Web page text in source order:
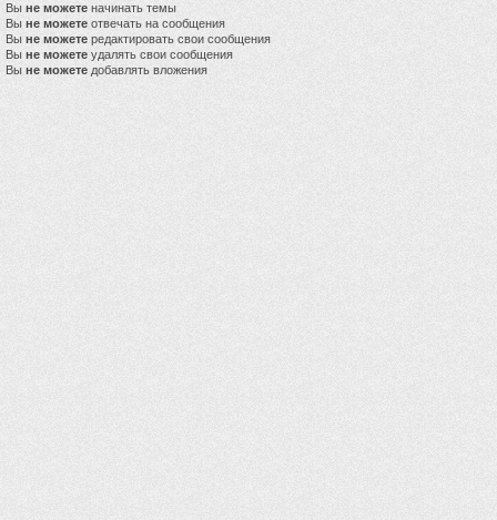
Вы не можете начинать темы
Вы не можете отвечать на сообщения
Вы не можете редактировать свои сообщения
Вы не можете удалять свои сообщения
Вы не можете добавлять вложения